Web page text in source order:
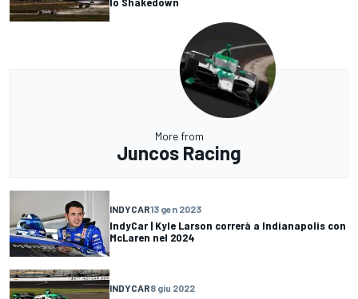
More from
Juncos Racing
INDYCAR13 gen 2023
IndyCar | Kyle Larson correrà a Indianapolis con
McLaren nel 2024
INDYCAR8 giu 2022